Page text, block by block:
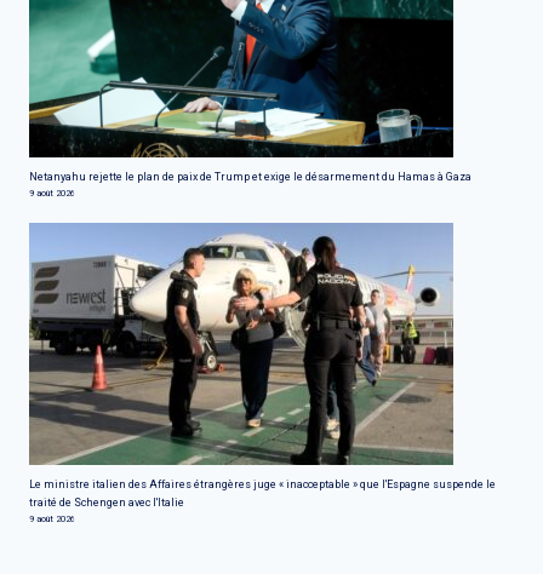
Netanyahu rejette le plan de paix de Trump et exige le désarmement du Hamas à Gaza
9 août 2026
Le ministre italien des Affaires étrangères juge « inacceptable » que l'Espagne suspende le
traité de Schengen avec l'Italie
9 août 2026